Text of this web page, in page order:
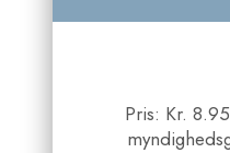
Pris: Kr.